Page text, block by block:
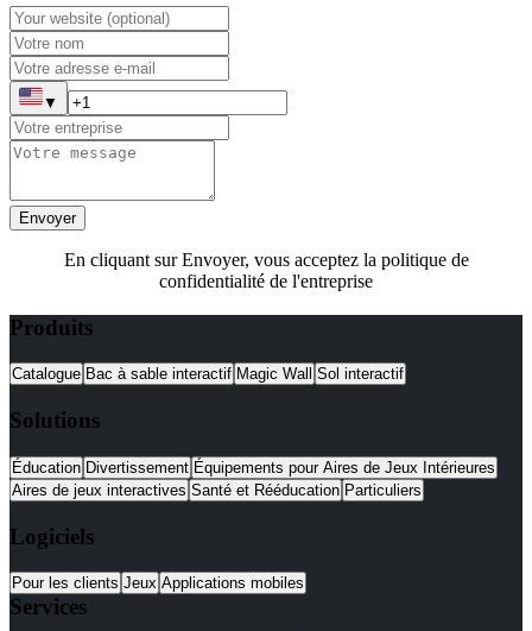
▼
Envoyer
En cliquant sur Envoyer, vous acceptez la politique de
confidentialité de l'entreprise
Produits
Catalogue Bac à sable interactif Magic Wall Sol interactif
Solutions
Éducation Divertissement Équipements pour Aires de Jeux Intérieures
Aires de jeux interactives Santé et Rééducation Particuliers
Logiciels
Pour les clients Jeux Applications mobiles
Services